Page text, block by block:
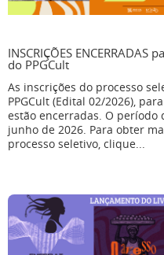
INSCRIÇÕES
do PPGCult
As inscrições do processo
PPGCult (Edital 02/2026),
estão encerradas. O período
junho de 2026. Para obter
processo seletivo, clique...